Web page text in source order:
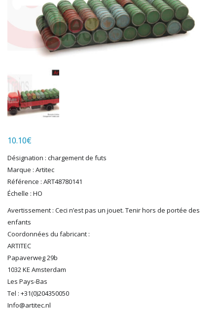
HERKAT
HUMBROL
ITALERI
JOUEF
KOLIBRI
LS MODELS
MAKETTE
MARLKIN
MKD
NOVATEUR MODELES
PG mini
PRINCE AUGUST
R37
REDUTEX
REE
RÉGIONS ET COMPAGNIES
ROCO
ROTOMAGUS
ROUTE 87
10.10€
Désignation : chargement de futs
Marque : Artitec
Référence : ART48780141
Échelle : HO
Avertissement : Ceci n’est pas un jouet. Tenir hors de portée des
enfants
Coordonnées du fabricant :
ARTITEC
Papaverweg 29b
1032 KE Amsterdam
Les Pays-Bas
Tel : +31(0)204350050
Info@artitec.nl